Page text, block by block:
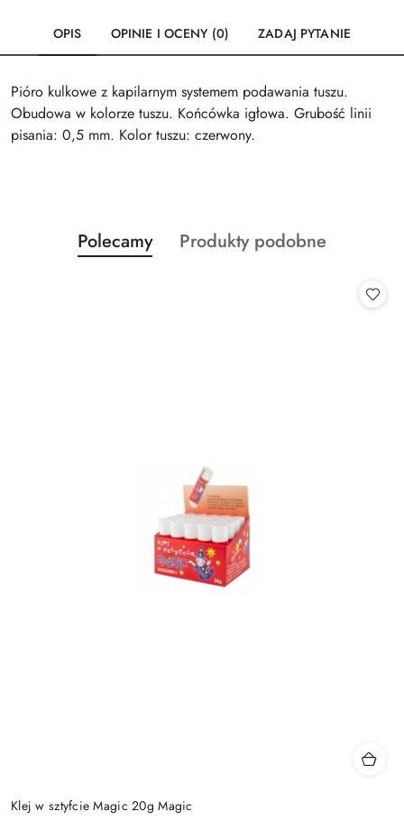
OPIS OPINIE I OCENY (0) ZADAJ PYTANIE
Pióro kulkowe z kapilarnym systemem podawania tuszu.
Obudowa w kolorze tuszu. Końcówka igłowa. Grubość linii
pisania: 0,5 mm. Kolor tuszu: czerwony.
Pomiń karuzelę produktów
Produkty
o
Polecamy
Produkty
Produkty podobne
Klej w sztyfcie Magic 20g Magic